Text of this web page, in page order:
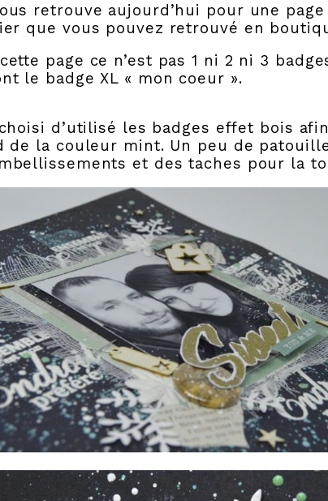
retrouve aujourd’hui pour une
que vous pouvez retrouvé en
page ce n’est pas 1 ni 2 ni 3
le badge XL « mon coeur ».
choisi d’utilisé les badges effet bois
de la couleur mint. Un peu de
et des taches pour la